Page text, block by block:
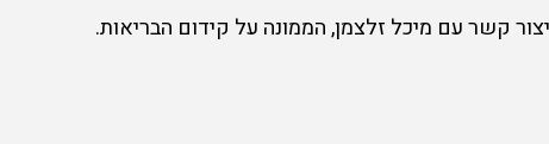
קשר עם מיכל זלצמן, הממונה על קידום הבריאות.